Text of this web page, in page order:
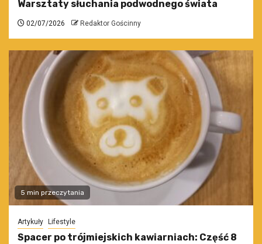
Warsztaty słuchania podwodnego świata
02/07/2026 Redaktor Gościnny
5 min przeczytania
Artykuły Lifestyle
Spacer po trójmiejskich kawiarniach: Część 8